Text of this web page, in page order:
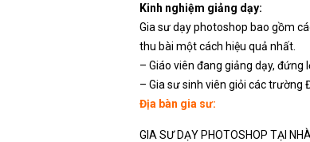
Kinh nghiệm giảng dạy:
Gia sư dạy photoshop bao gồm
thu bài một cách hiệu quả nhất.
– Giáo viên đang giảng dạy, đứng
– Gia sư sinh viên giỏi các trường
Địa bàn gia sư:
GIA SƯ DẠY PHOTOSHOP TẠI NHÀ